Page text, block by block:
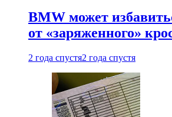
BMW может
от «заряженного»
2 года спустя2 года спустя